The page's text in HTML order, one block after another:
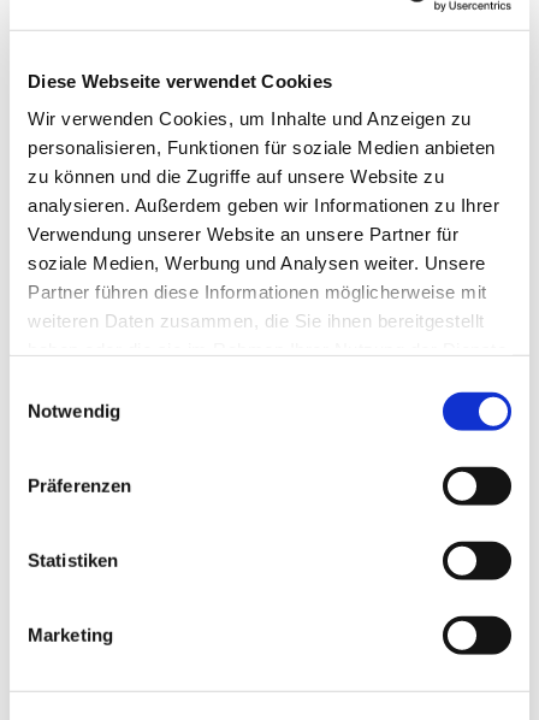
Diese Webseite verwendet Cookies
Wir verwenden Cookies, um Inhalte und Anzeigen zu
personalisieren, Funktionen für soziale Medien anbieten
zu können und die Zugriffe auf unsere Website zu
analysieren. Außerdem geben wir Informationen zu Ihrer
Verwendung unserer Website an unsere Partner für
soziale Medien, Werbung und Analysen weiter. Unsere
Partner führen diese Informationen möglicherweise mit
weiteren Daten zusammen, die Sie ihnen bereitgestellt
Notwendig
Präferenzen
Statistiken
Marketing
33098 Paderborn
Victora Voßen
Da die Teilnehmerzahl begrenzt ist, bitte vorher
anmelden!
Victora Voßen 0151/53130685